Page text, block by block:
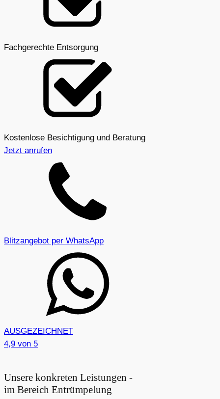
Fachgerechte Entsorgung
Kostenlose Besichtigung und Beratung
Jetzt anrufen
Blitzangebot per WhatsApp
AUSGEZEICHNET
4,9 von 5
Unsere konkreten Leistungen -
im Bereich Entrümpelung